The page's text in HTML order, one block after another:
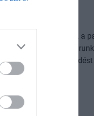
vállalatok működése, a
ügyekben
a belső
cselekedni képes
lehetőséget adnak a
is felforgatja a